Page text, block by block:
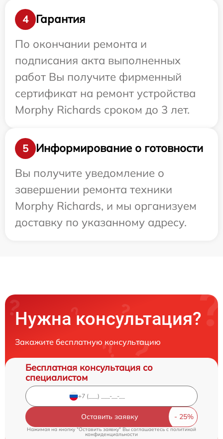
4
Гарантия
По окончании ремонта и
подписания акта выполненных
работ Вы получите фирменный
сертификат на ремонт устройства
Morphy Richards сроком до 3 лет.
5
Информирование о готовности
Вы получите уведомление о
завершении ремонта техники
Morphy Richards, и мы организуем
доставку по указанному адресу.
Нужна консультация?
Закажите бесплатную консультацию
Бесплатная консультация со
специалистом
Оставить заявку
Нажимая на кнопку "Оставить заявку" Вы соглашаетесь cполитикой
конфиденциальности